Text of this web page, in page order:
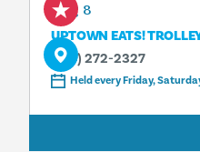
Aug 8
UPTOWN EATS!
(214) 272-2327
Held every Friday,